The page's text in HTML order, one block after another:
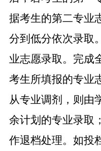
据考生的第二专业
分到低分依次录取
业志愿录取。完成
考生所填报的专业
从专业调剂，则由
余计划的专业录取
作退档处理。如投